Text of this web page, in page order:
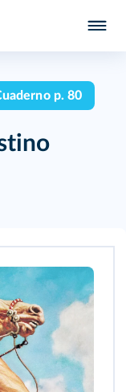
p. 80